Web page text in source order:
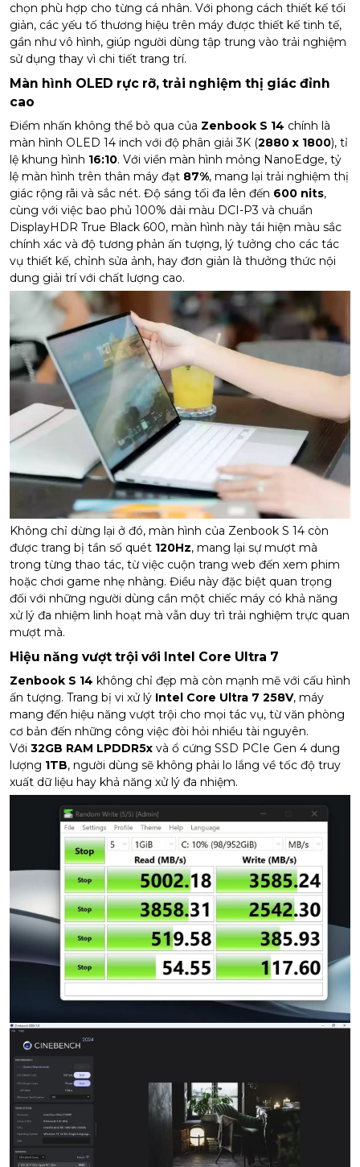
chọn phù hợp cho từng cá nhân. Với phong cách thiết kế tối
giản, các yếu tố thương hiệu trên máy được thiết kế tinh tế,
gần như vô hình, giúp người dùng tập trung vào trải nghiệm
sử dụng thay vì chi tiết trang trí.
Màn hình OLED rực rỡ, trải nghiệm thị giác đỉnh
cao
Điểm nhấn không thể bỏ qua của Zenbook S 14 chính là
màn hình OLED 14 inch với độ phân giải 3K (2880 x 1800), tỉ
lệ khung hình 16:10. Với viền màn hình mỏng NanoEdge, tỷ
lệ màn hình trên thân máy đạt 87%, mang lại trải nghiệm thị
giác rộng rãi và sắc nét. Độ sáng tối đa lên đến 600 nits,
cùng với việc bao phủ 100% dải màu DCI-P3 và chuẩn
DisplayHDR True Black 600, màn hình này tái hiện màu sắc
chính xác và độ tương phản ấn tượng, lý tưởng cho các tác
vụ thiết kế, chỉnh sửa ảnh, hay đơn giản là thưởng thức nội
dung giải trí với chất lượng cao.
Không chỉ dừng lại ở đó, màn hình của Zenbook S 14 còn
được trang bị tần số quét 120Hz, mang lại sự mượt mà
trong từng thao tác, từ việc cuộn trang web đến xem phim
hoặc chơi game nhẹ nhàng. Điều này đặc biệt quan trọng
đối với những người dùng cần một chiếc máy có khả năng
xử lý đa nhiệm linh hoạt mà vẫn duy trì trải nghiệm trực quan
mượt mà.
Hiệu năng vượt trội với Intel Core Ultra 7
Zenbook S 14 không chỉ đẹp mà còn mạnh mẽ với cấu hình
ấn tượng. Trang bị vi xử lý Intel Core Ultra 7 258V, máy
mang đến hiệu năng vượt trội cho mọi tác vụ, từ văn phòng
cơ bản đến những công việc đòi hỏi nhiều tài nguyên.
Với 32GB RAM LPDDR5x và ổ cứng SSD PCIe Gen 4 dung
lượng 1TB, người dùng sẽ không phải lo lắng về tốc độ truy
xuất dữ liệu hay khả năng xử lý đa nhiệm.